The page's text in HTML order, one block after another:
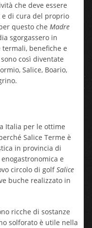
che deve essere
di cura del proprio
questo che Madre
sgorgassero in
benefiche e
così diventate
Salice, Boario,
Italia per le ottime
Salice Terme è
in provincia di
e
circolo di golfSalice
buche realizzato in
ricche di sostanze
solforato è utile nella